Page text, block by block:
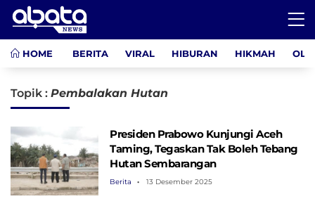
HOME BERITA VIRAL HIBURAN HIKMAH
Topik : Pembalakan Hutan
Presiden Prabowo Kunjungi Aceh
Taming, Tegaskan Tak Boleh Tebang
Hutan Sembarangan
Berita 13 Desember 2025